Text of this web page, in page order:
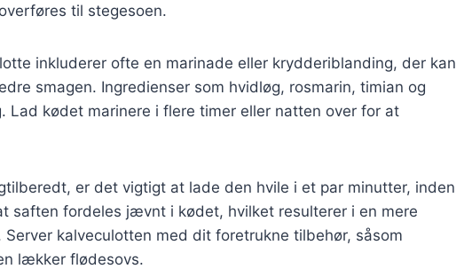
til stegesoen.
inkluderer ofte en marinade eller krydderiblanding, der kan
smagen. Ingredienser som hvidløg, rosmarin, timian og
Lad kødet marinere i flere timer eller natten over for at
er det vigtigt at lade den hvile i et par minutter, inden
saften fordeles jævnt i kødet, hvilket resulterer i en mere
kalveculotten med dit foretrukne tilbehør, såsom
lækker flødesovs.